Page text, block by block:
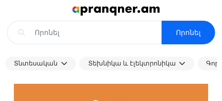
Որոնել
Տնտեսական Տեխնիկա և էլեկտրոնիկա